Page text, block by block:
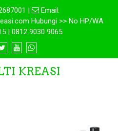
|
Email:
Hubungi >> No HP/WA
| 0812 9030 9065
KREASI